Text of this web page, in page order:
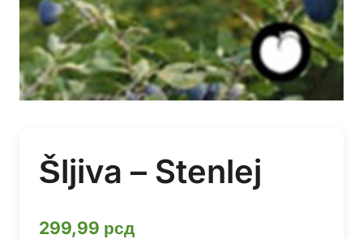
Šljiva – Stenlej
299,99 рсд